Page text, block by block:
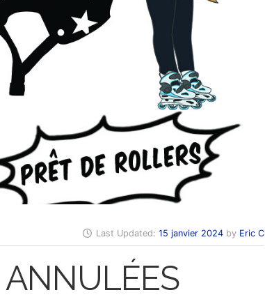
Last Updated: 15 janvier 2024 by Eric C